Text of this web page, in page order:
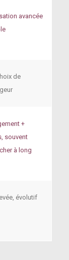
avancée
de
+
souvent
à long
évolutif